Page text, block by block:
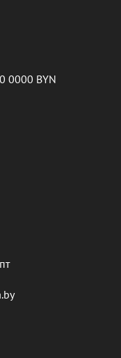
0000 BYN